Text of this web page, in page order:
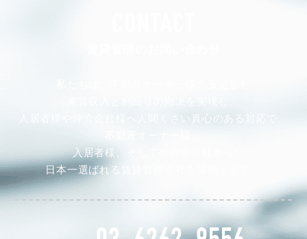
入居者様や仲介会社様へ人間くさい真心のある対応で、
入居者様、そして仲介会社様から
日本一選ばれる賃貸管理会社を目指します。